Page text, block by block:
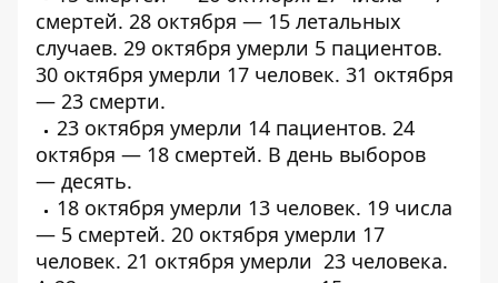
смертей. 28 октября — 15 летальных
случаев. 29 октября умерли 5 пациентов.
30 октября умерли 17 человек. 31 октября
— 23 смерти.
23 октября умерли 14 пациентов. 24
октября — 18 смертей. В день выборов
— десять.
18 октября умерли 13 человек. 19 числа
— 5 смертей. 20 октября умерли 17
человек. 21 октября умерли 23 человека.